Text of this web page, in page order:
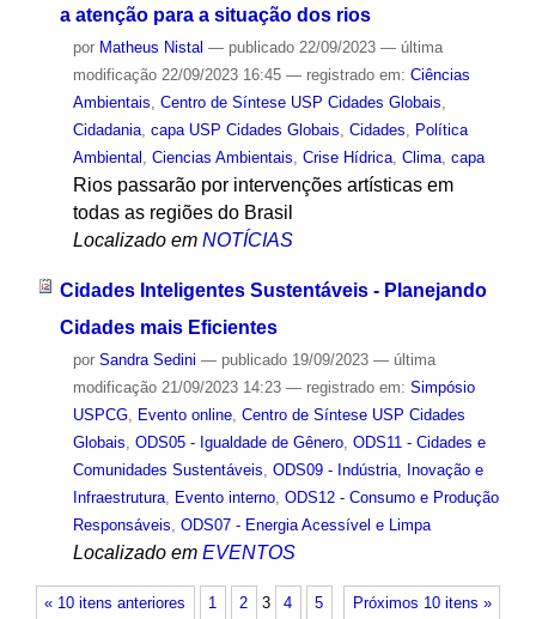
a atenção para a situação dos rios
por Matheus Nistal — publicado22/09/2023 — última
modificação22/09/2023 16:45 — registrado em: Ciências
Ambientais Centro de Síntese USP Cidades Globais
Cidadania, capa USP Cidades Globais Cidades
Política
Ambiental Ciencias Ambientais Crise Hídrica, Clima, capa
Rios passarão por intervenções artísticas em
todas as regiões do Brasil
Localizado em NOTÍCIAS
Cidades Inteligentes Sustentáveis - Planejando
Cidades mais Eficientes
por Sandra Sedini — publicado19/09/2023 — última
modificação21/09/2023 14:23 — registrado em: Simpósio
USPCG, Evento online, Centro de Síntese USP Cidades
Globais, ODS05 - Igualdade de Gênero, ODS11 - Cidades e
Comunidades Sustentáveis, ODS09 - Indústria, Inovação e
Infraestrutura, Evento interno, ODS12 - Consumo e Produção
Responsáveis, ODS07 - Energia Acessível e Limpa
Localizado em EVENTOS
« 10 itens anteriores Próximos 10 itens »
1 2 3 4 5